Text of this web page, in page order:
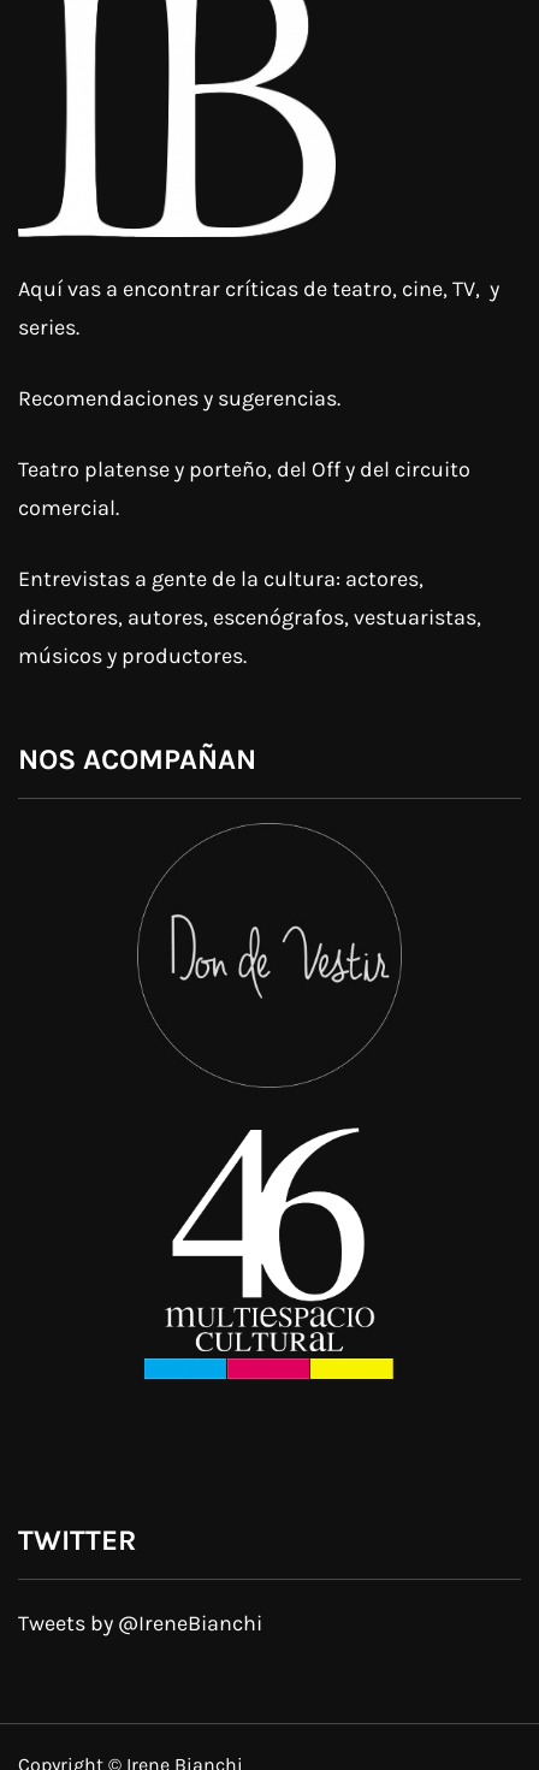
Aquí vas a encontrar críticas de teatro, cine, TV, y
series.
Recomendaciones y sugerencias.
Teatro platense y porteño, del Off y del circuito
comercial.
Entrevistas a gente de la cultura: actores,
directores, autores, escenógrafos, vestuaristas,
músicos y productores.
NOS ACOMPAÑAN
TWITTER
Tweets by @IreneBianchi
Copyright © Irene Bianchi